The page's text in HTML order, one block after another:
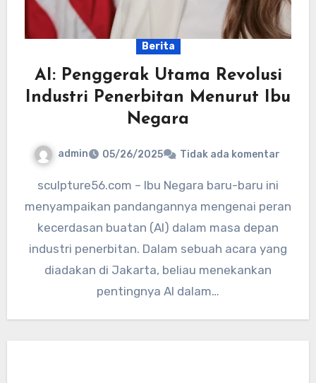
Berita
AI: Penggerak Utama Revolusi
Industri Penerbitan Menurut Ibu
Negara
admin 05/26/2025 Tidak ada komentar
sculpture56.com – Ibu Negara baru-baru ini
menyampaikan pandangannya mengenai peran
kecerdasan buatan (AI) dalam masa depan
industri penerbitan. Dalam sebuah acara yang
diadakan di Jakarta, beliau menekankan
pentingnya AI dalam…